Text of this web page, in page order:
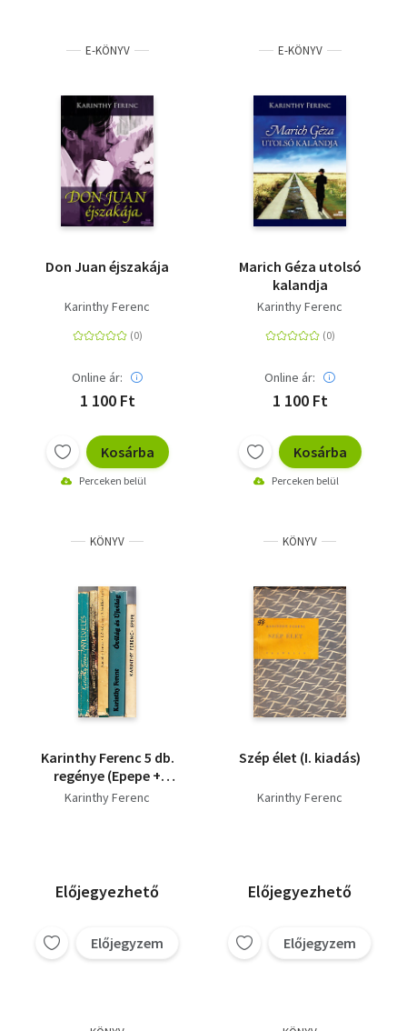
E-KÖNYV
Don Juan éjszakája
Karinthy Ferenc
Online ár:
1 100 Ft
Kosárba
Perceken belül
E-KÖNYV
Marich Géza utolsó
kalandja
Karinthy Ferenc
Online ár:
1 100 Ft
Kosárba
Perceken belül
KÖNYV
Karinthy Ferenc 5 db.
regénye (Epepe +
Óvilág és Újvilág + Ez-
Karinthy Ferenc
Előjegyezhető
Előjegyzem
KÖNYV
Szép élet (I. kiadás)
Karinthy Ferenc
Előjegyezhető
Előjegyzem